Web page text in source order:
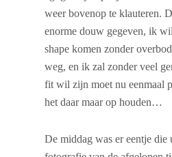
weer bovenop te klauteren.
enorme douw gegeven, ik
shape komen zonder
weg, en ik zal zonder veel
fit wil zijn moet nu eenmaal
het daar maar op houden…
De middag was er eentje die